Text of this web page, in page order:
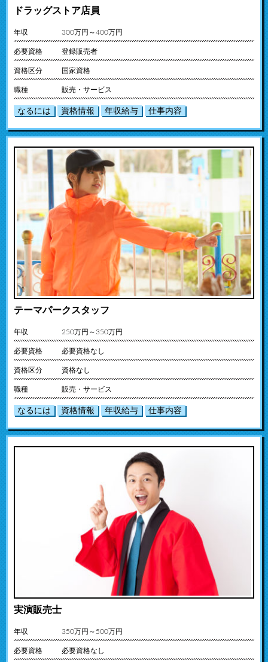
ドラッグストア店員
年収 300万円～400万円
必要資格 登録販売者
資格区分 国家資格
職種 販売・サービス
なるには 資格情報 年収給与 仕事内容
テーマパークスタッフ
年収 250万円～350万円
必要資格 必要資格なし
資格区分 資格なし
職種 販売・サービス
なるには 資格情報 年収給与 仕事内容
実演販売士
年収 350万円～500万円
必要資格 必要資格なし